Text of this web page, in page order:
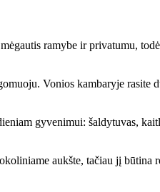
ramybe ir privatumu,
Vonios kambaryje rasite
gyvenimui: šaldytuvas,
aukšte, tačiau jį būtina